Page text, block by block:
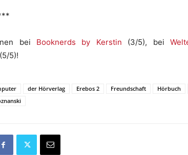
bei Booknerds by Kerstin (3/5), bei
(5/5)!
der Hörverlag Erebos 2 Freundschaft Hörbuch